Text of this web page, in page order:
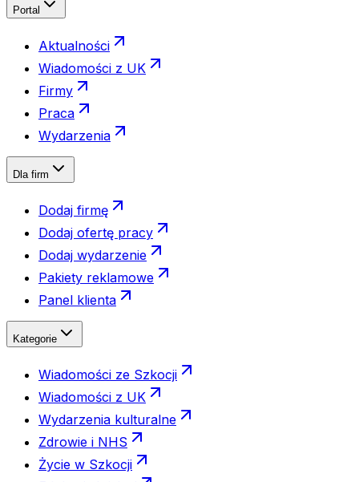
Portal
Aktualności
Wiadomości z UK
Firmy
Praca
Wydarzenia
Dla firm
Dodaj firmę
Dodaj ofertę pracy
Dodaj wydarzenie
Pakiety reklamowe
Panel klienta
Kategorie
Wiadomości ze Szkocji
Wiadomości z UK
Wydarzenia kulturalne
Zdrowie i NHS
Życie w Szkocji